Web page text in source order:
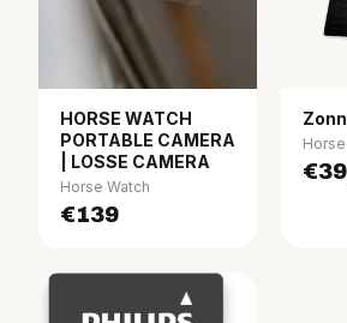
HORSE WATCH
PORTABLE CAMERA
| LOSSE CAMERA
Horse Watch
€139